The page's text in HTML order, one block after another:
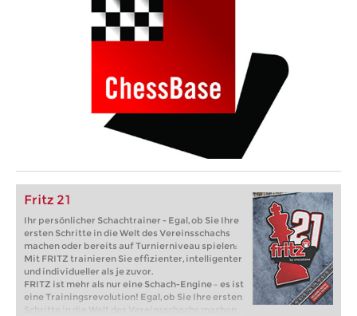
Fritz 21
Ihr persönlicher Schachtrainer - Egal, ob Sie Ihre
ersten Schritte in die Welt des Vereinsschachs
machen oder bereits auf Turnierniveau spielen:
Mit FRITZ trainieren Sie effizienter, intelligenter
und individueller als je zuvor.
FRITZ ist mehr als nur eine Schach-Engine – es ist
eine Trainingsrevolution! Egal, ob Sie Ihre ersten
Schritte in die Welt des Vereinsschachs machen